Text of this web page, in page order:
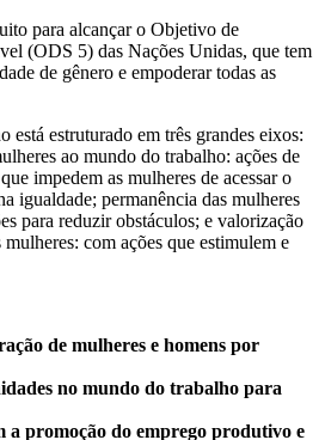
para alcançar o Objetivo de
(ODS 5) das Nações Unidas, que tem
de gênero e empoderar todas as
está estruturado em três grandes eixos:
ao mundo do trabalho: ações de
impedem as mulheres de acessar o
igualdade; permanência das mulheres
para reduzir obstáculos; e valorização
com ações que estimulem e
de mulheres e homens por
no mundo do trabalho para
a promoção do emprego produtivo e